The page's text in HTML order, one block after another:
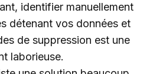
identifier manuellement
détenant vos données et
de suppression est une
laborieuse.